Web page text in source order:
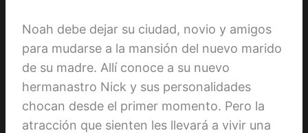
Noah debe dejar su ciudad, novio y amigos
para mudarse a la mansión del nuevo marido
de su madre. Allí conoce a su nuevo
hermanastro Nick y sus personalidades
chocan desde el primer momento. Pero la
atracción que sienten les llevará a vivir una